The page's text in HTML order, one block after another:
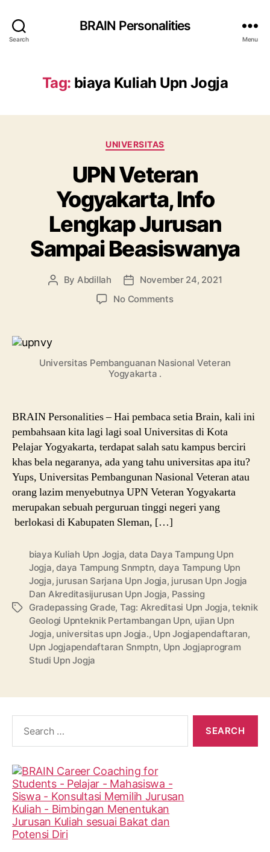
Search
BRAIN Personalities
Menu
Tag: biaya Kuliah Upn Jogja
Categories
UNIVERSITAS
UPN Veteran
Yogyakarta, Info
Lengkap Jurusan
Sampai Beasiswanya
Post
By Abdillah
Post
date
November 24, 2021
No Commentson
Lengkap
Universitas Pembanguanan Nasional Veteran
Yogyakarta .
BRAIN Personalities – Hai pembaca setia Brain, kali ini
pembahsaan kita lagi lagi soal Universitas di Kota
Pelajar Yogyakarta, terdapat salah satu kampus berciri
khas bela negaranya, ada yang tahu universitas apa itu?
Yups, Universitas Pembangunan Nasional Veteran atau
orang lazim menyebutnya UPN Veteran Yogyakarta
merupakan sebuah perguruan tinggi negeri yang
berlokasi di Kabupaten Sleman, […]
Tags
biaya Kuliah Upn Jogja, data Daya Tampung Upn
Jogja,daya Tampung Snmptn, daya Tampung Upn
Jogja, jurusan Sarjana Upn Jogja, jurusan Upn Jogja
Dan Akreditasijurusan Upn Jogja, Passing
Gradepassing Grade, Tag: Akreditasi Upn Jogja,teknik
Geologi Upnteknik Pertambangan Upn, ujian Upn
Jogja, universitas upn Jogja., Upn Jogjapendaftaran,
Upn Jogjapendaftaran Snmptn, Upn Jogjaprogram
Studi Upn Jogja